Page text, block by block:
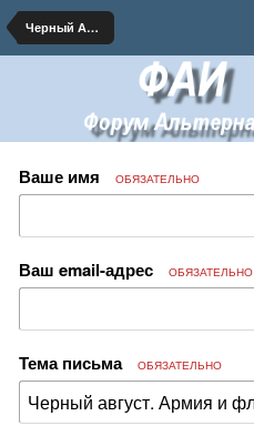
Черный Август 1917
Ваше имя ОБЯЗАТЕЛЬНО
Ваш email-адрес ОБЯЗАТЕЛЬНО
Тема письма ОБЯЗАТЕЛЬНО